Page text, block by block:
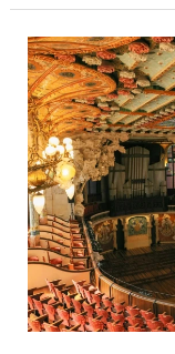
Il
patrimonio
culturale
di
Barcellona:
Cosa
si
nasconde
dietro
la
facciata